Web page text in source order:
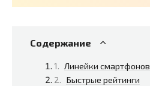
Содержание
Линейки смартфонов
Быстрые рейтинги